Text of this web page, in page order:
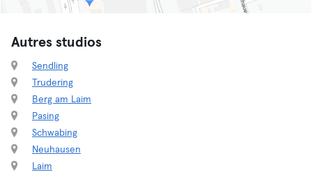
Autres studios
Sendling
Trudering
Berg am Laim
Pasing
Schwabing
Neuhausen
Laim